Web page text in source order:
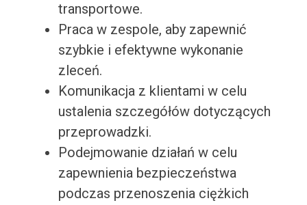
transportowe.
Praca w zespole, aby zapewnić
szybkie i efektywne wykonanie
zleceń.
Komunikacja z klientami w celu
ustalenia szczegółów dotyczących
przeprowadzki.
Podejmowanie działań w celu
zapewnienia bezpieczeństwa
podczas przenoszenia ciężkich